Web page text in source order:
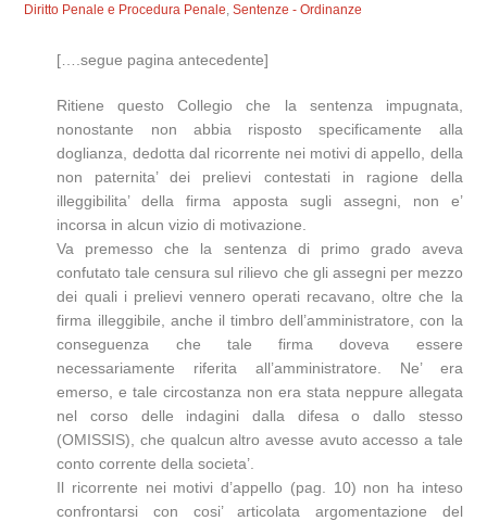
Diritto Penale e Procedura Penale,Sentenze - Ordinanze
[….segue pagina antecedente]
Ritiene questo Collegio che la sentenza impugnata,
nonostante non abbia risposto specificamente alla
doglianza, dedotta dal ricorrente nei motivi di appello, della
non paternita’ dei prelievi contestati in ragione della
illeggibilita’ della firma apposta sugli assegni, non e’
incorsa in alcun vizio di motivazione.
Va premesso che la sentenza di primo grado aveva
confutato tale censura sul rilievo che gli assegni per mezzo
dei quali i prelievi vennero operati recavano, oltre che la
firma illeggibile, anche il timbro dell’amministratore, con la
conseguenza che tale firma doveva essere
necessariamente riferita all’amministratore. Ne’ era
emerso, e tale circostanza non era stata neppure allegata
nel corso delle indagini dalla difesa o dallo stesso
(OMISSIS), che qualcun altro avesse avuto accesso a tale
conto corrente della societa’.
Il ricorrente nei motivi d’appello (pag. 10) non ha inteso
confrontarsi con cosi’ articolata argomentazione del